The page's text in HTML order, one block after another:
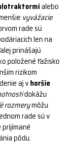
alebo
vyvážacie
rade sú
len na
prinášajú
položené ťažisko
rizikom
aj vhoršie
dokážu
rozmerymôžu
rade sú v
pôdu.